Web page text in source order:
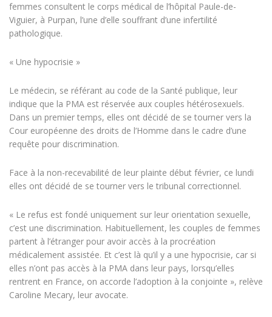
femmes consultent le corps médical de l’hôpital Paule-de-
Viguier, à Purpan, l’une d’elle souffrant d’une infertilité
pathologique.
« Une hypocrisie »
Le médecin, se référant au code de la Santé publique, leur
indique que la PMA est réservée aux couples hétérosexuels.
Dans un premier temps, elles ont décidé de se tourner vers la
Cour européenne des droits de l’Homme dans le cadre d’une
requête pour discrimination.
Face à la non-recevabilité de leur plainte début février, ce lundi
elles ont décidé de se tourner vers le tribunal correctionnel.
« Le refus est fondé uniquement sur leur orientation sexuelle,
c’est une discrimination. Habituellement, les couples de femmes
partent à l’étranger pour avoir accès à la procréation
médicalement assistée. Et c’est là qu’il y a une hypocrisie, car si
elles n’ont pas accès à la PMA dans leur pays, lorsqu’elles
rentrent en France, on accorde l’adoption à la conjointe », relève
Caroline Mecary, leur avocate.